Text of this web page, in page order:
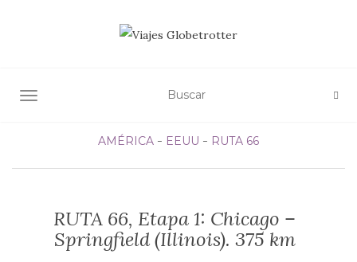
ALTERNAR NAVEGACIÓN
AMÉRICA EEUU RUTA 66
RUTA 66, Etapa 1: Chicago –
Springfield (Illinois). 375 km